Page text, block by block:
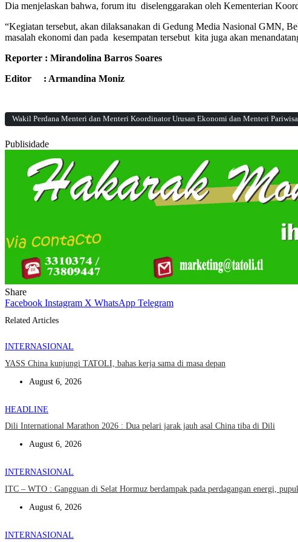
Dia menjelaskan bahwa, forum itu diselenggarakan oleh Kementerian
“Kegiatan tersebut, akan dilaksanakan di Gedung Media Nasional GMN,
masalah ekonomi dan pada kesempatan tersebut kita juga akan
Reporter : Mirandolina Barros Soares
Editor : Armandina Moniz
Wakil Perdana Menteri dan Menteri Koordinator Urusan Ekonomi dan Menteri
Publisidade
Share
Facebook Instagram X WhatsApp Telegram
Related Articles
INTERNASIONAL
YASS China kunjungi TATOLI, bahas kerja sama di masa depan
August 6, 2026
HEADLINE
Dili International Marathon 2026 : Dua pelari jarak jauh asal China tiba di Dili
August 6, 2026
INTERNASIONAL
ITC – WTO : Gangguan di Selat Hormuz berdampak pada perdagangan energi,
August 6, 2026
INTERNASIONAL